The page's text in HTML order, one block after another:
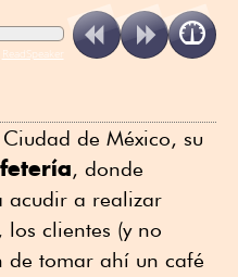
ReadSpeaker
de México, su
, donde
acudir a realizar
clientes (y no
de tomar ahí un café